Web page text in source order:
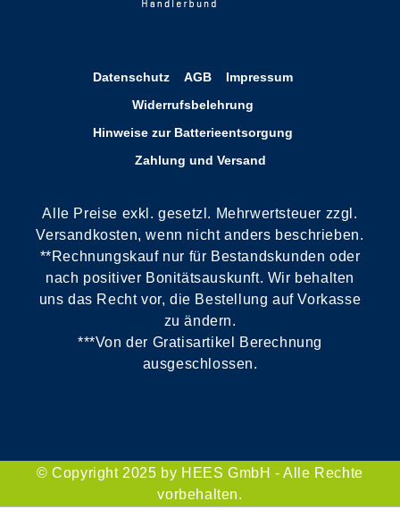
Datenschutz AGB
Impressum
Widerrufsbelehrung
Hinweise zur Batterieentsorgung
Zahlung und Versand
Alle Preise exkl. gesetzl. Mehrwertsteuer zzgl.
Versandkosten, wenn nicht anders beschrieben.
**Rechnungskauf nur für Bestandskunden oder
nach positiver Bonitätsauskunft. Wir behalten
uns das Recht vor, die Bestellung auf Vorkasse
zu ändern.
***Von der Gratisartikel Berechnung
ausgeschlossen.
© Copyright 2025 by HEES GmbH - Alle Rechte
vorbehalten.